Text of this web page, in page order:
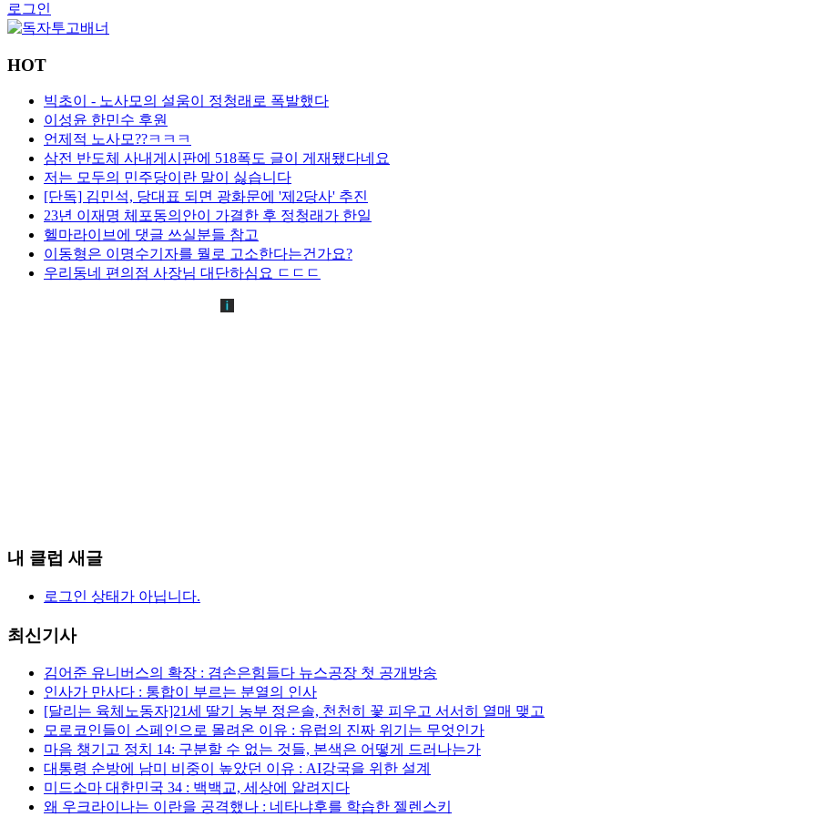
로그인
HOT
빅초이 - 노사모의 설움이 정청래로 폭발했다
이성윤 한민수 후원
언제적 노사모??ㅋㅋㅋ
삼전 반도체 사내게시판에 518폭도 글이 게재됐다네요
저는 모두의 민주당이란 말이 싫습니다
[단독] 김민석, 당대표 되면 광화문에 '제2당사' 추진
23년 이재명 체포동의안이 가결한 후 정청래가 한일
헬마라이브에 댓글 쓰실분들 참고
이동형은 이명수기자를 뭘로 고소한다는건가요?
우리동네 편의점 사장님 대단하심요 ㄷㄷㄷ
내 클럽 새글
로그인 상태가 아닙니다.
최신기사
김어준 유니버스의 확장 : 겸손은힘들다 뉴스공장 첫 공개방송
인사가 만사다 : 통합이 부르는 분열의 인사
[달리는 육체노동자]21세 딸기 농부 정은솔, 천천히 꽃 피우고 서서히 열매 맺고
모로코인들이 스페인으로 몰려온 이유 : 유럽의 진짜 위기는 무엇인가
마음 챙기고 정치 14: 구분할 수 없는 것들, 본색은 어떻게 드러나는가
대통령 순방에 남미 비중이 높았던 이유 : AI강국을 위한 설계
미드소마 대한민국 34 : 백백교, 세상에 알려지다
왜 우크라이나는 이란을 공격했나 : 네타냐후를 학습한 젤렌스키